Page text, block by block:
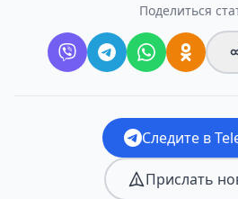
Поделиться
Следите в
Прислать